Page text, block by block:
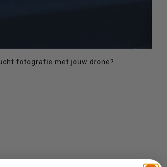
fotografie met jouw drone?